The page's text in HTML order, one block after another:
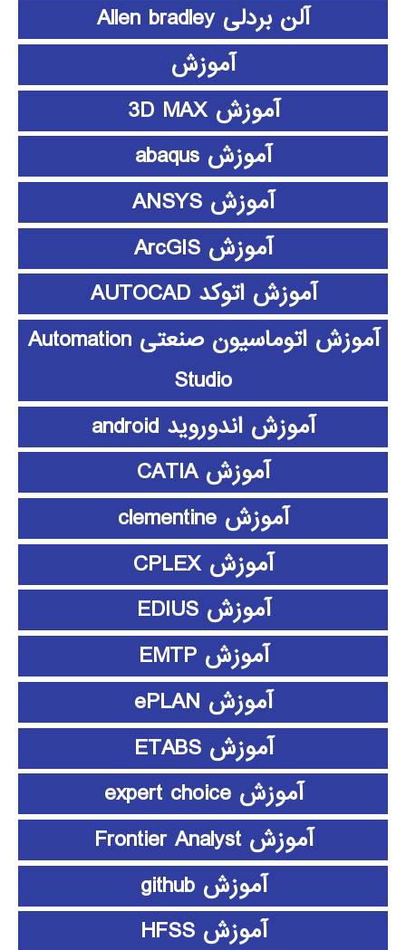
آلن بردلی Allen bradley
آموزش
آموزش 3D MAX
آموزش abaqus
آموزش ANSYS
آموزش ArcGIS
آموزش اتوکد AUTOCAD
آموزش اتوماسیون صنعتی Automation
Studio
آموزش اندوروید android
آموزش CATIA
آموزش clementine
آموزش CPLEX
آموزش EDIUS
آموزش EMTP
آموزش ePLAN
آموزش ETABS
آموزش expert choice
آموزش Frontier Analyst
آموزش github
آموزش HFSS